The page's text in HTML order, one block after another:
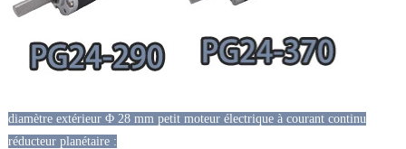
diamètre extérieur Φ 28 mm petit moteur électrique à courant continu
réducteur planétaire :